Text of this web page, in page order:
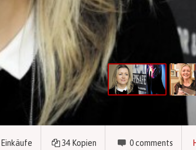
Einkäufe 34 Kopien 0comments